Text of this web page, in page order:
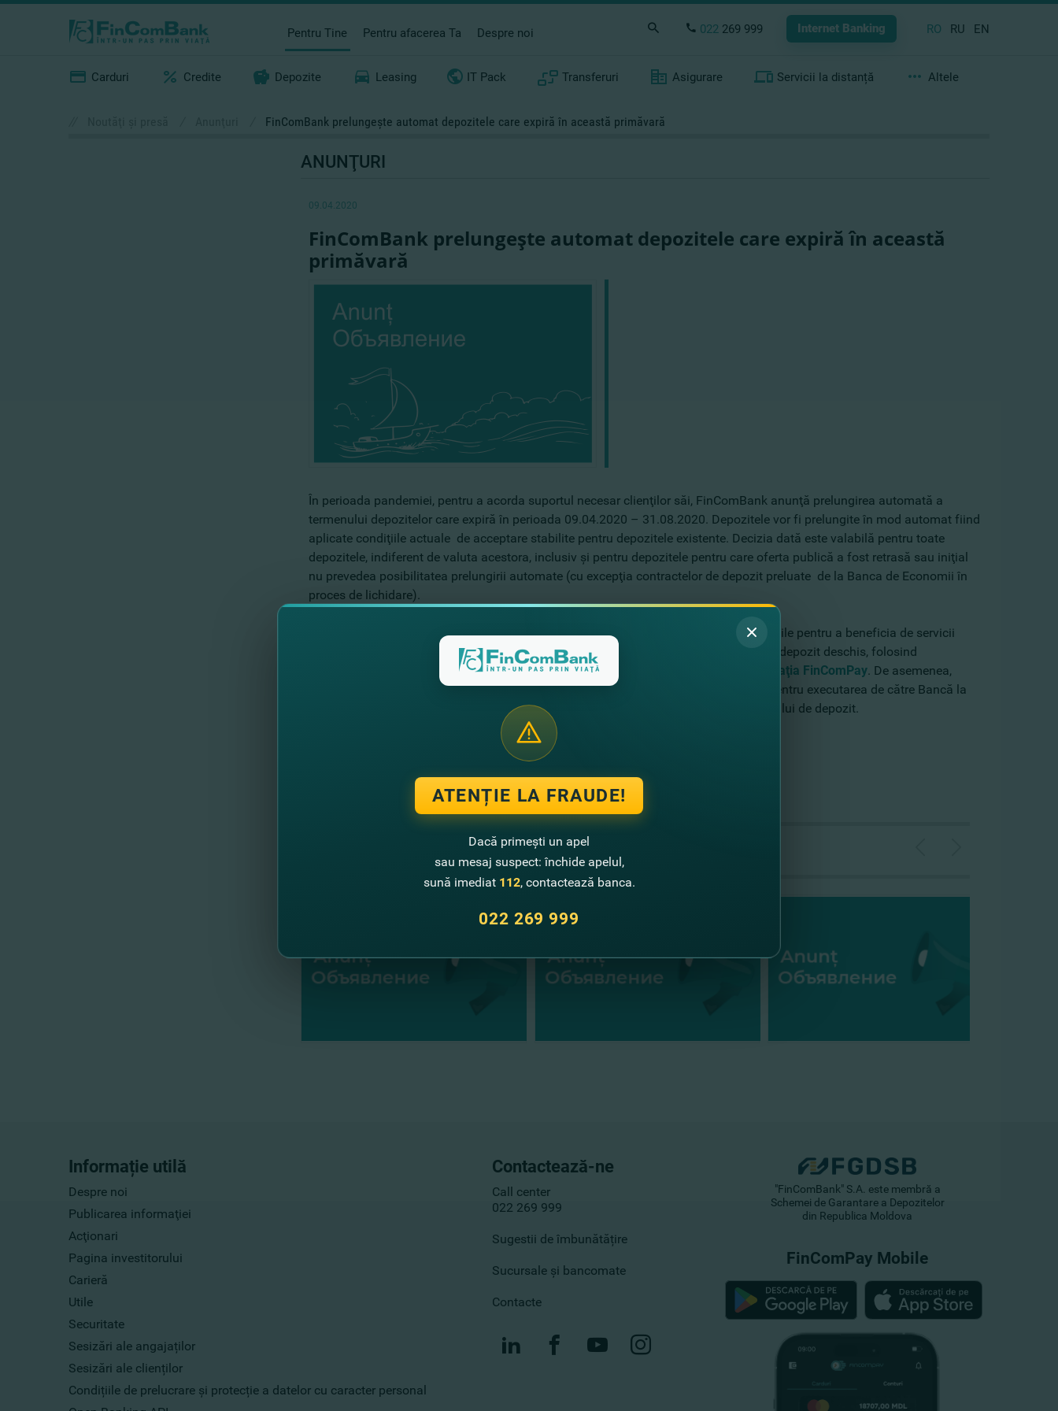
Pentru Tine Pentru afacerea Ta Despre noi 022 269 999 Internet Banking RO RU EN
Carduri Credite Depozite Leasing IT Pack Transferuri Asigurare Servicii la distanță Altele
FinComBank prelungeşte automat depozitele care expiră în această primăvară
ANUNŢURI
09.04.2020
FinComBank prelungeşte automat depozitele care expiră în această
primăvară
În perioada pandemiei, pentru a acorda suportul necesar clienţilor săi, FinComBank anunţă prelungirea automată a
termenului depozitelor care expiră în perioada 09.04.2020 – 31.08.2020. Depozitele vor fi prelungite în mod automat fiind
aplicate condiţiile actuale de acceptare stabilite pentru depozitele existente. Decizia dată este valabilă pentru toate
depozitele, indiferent de valuta acestora, inclusiv şi pentru depozitele pentru care oferta publică a fost retrasă sau iniţial
nu prevedea posibilitatea prelungirii automate (cu excepţia contractelor de depozit preluate de la Banca de Economii în
proces de lichidare).
Totodată, în contextul situaţiei epidemiologice curente, FinComBank vine cu sfaturi utile pentru a beneficia de servicii
bancare fără a ieşi din casă. Aşadar, clienţii FinComBank pot suplini online contul de depozit deschis, folosind
platformele de deservire bancară la distanţă Internet Banking fincompay.com şi
aplicaţia FinComPay. De asemenea,
recomandăm clienţilor noştri să utilizeze serviciul de plăţi programate
, pentru executarea de către Bancă la
cererea clientului în mod regulat a plăţilor, inclusiv şi de alimentare automată a contului de depozit.
FinComBank – într-un pas prin viaţă!
Informație utilă
Despre noi
Publicarea informaţiei
Acţionari
Pagina investitorului
Carieră
Utile
Securitate
Sesizări ale angajaților
Sesizări ale clienților
Condițiile de prelucrare și protecție a datelor cu caracter personal
Contactează-ne
Call center
022 269 999
Sugestii de îmbunătățire
Sucursale și bancomate
Contacte
"FinComBank" S.A. este membră a
Schemei de Garantare a Depozitelor
din Republica Moldova
FinComPay Mobile
ATENȚIE LA FRAUDE!
Dacă primești un apel
sau mesaj suspect: închide apelul,
sună imediat 112, contactează banca.
022 269 999